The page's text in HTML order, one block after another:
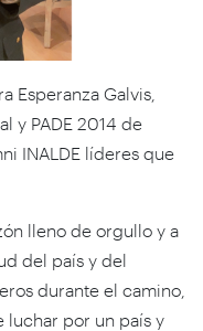
Esperanza Galvis,
y PADE 2014 de
INALDE líderes que
lleno de orgullo y a
del país y del
durante el camino,
luchar por un país y